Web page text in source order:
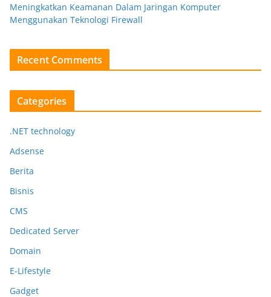
Meningkatkan Keamanan Dalam Jaringan Komputer
Menggunakan Teknologi Firewall
Recent Comments
Categories
.NET technology
Adsense
Berita
Bisnis
CMS
Dedicated Server
Domain
E-Lifestyle
Gadget